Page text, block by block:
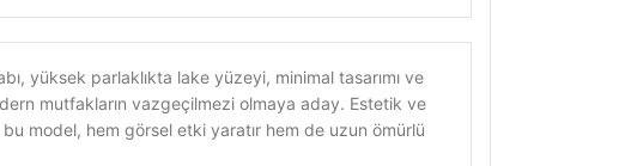
yüksek parlaklıkta lake yüzeyi, minimal tasarımı ve
mutfakların vazgeçilmezi olmaya aday. Estetik ve
bu model, hem görsel etki yaratır hem de uzun ömürlü